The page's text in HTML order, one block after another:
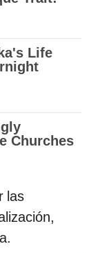
las